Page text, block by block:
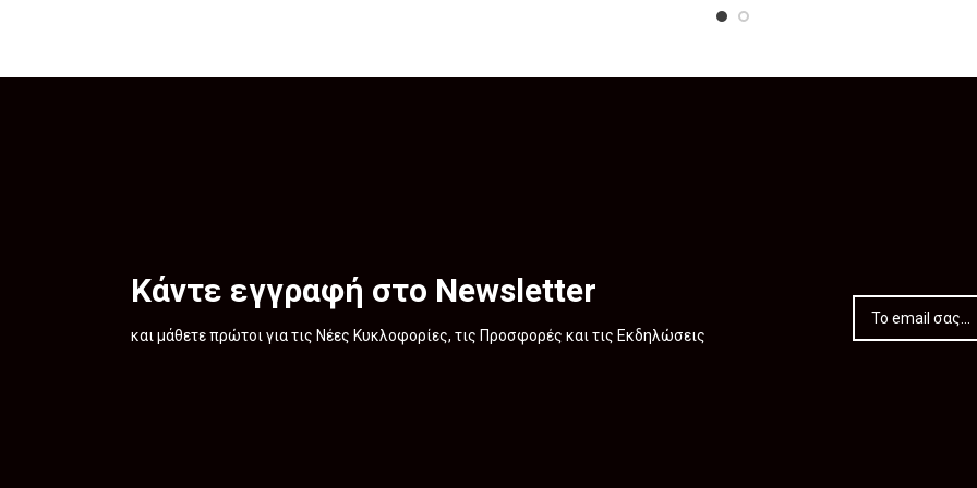
Κάντε εγγραφή στο Newsletter
και μάθετε πρώτοι για τις Νέες Κυκλοφορίες, τις Προσφορές και τις Εκδηλώσεις